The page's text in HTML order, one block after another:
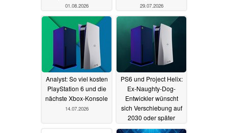
01.08.2026 29.07.2026
Analyst: So viel kosten
PlayStation 6 und die
nächste Xbox-Konsole
14.07.2026
PS6 und Project Helix:
Ex-Naughty-Dog-
Entwickler wünscht
sich Verschiebung auf
2030 oder später
30.06.2026